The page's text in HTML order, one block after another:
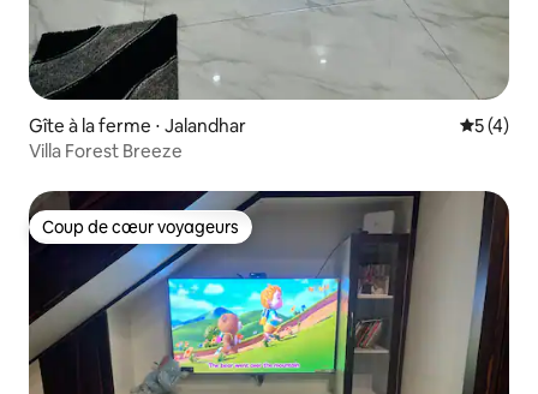
Gîte à la ferme ⋅ Jalandhar
5 (4)
Villa Forest Breeze
Coup de cœur voyageurs
Coup de cœur voyageurs